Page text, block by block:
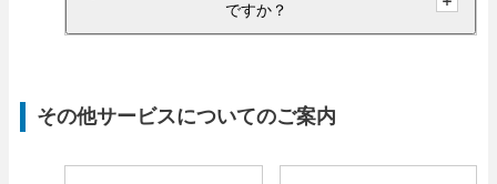
ですか？
その他サービスについてのご案内